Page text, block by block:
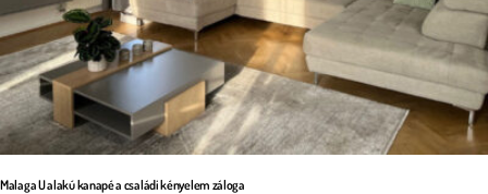
Malaga U alakú kanapé a családi kényelem záloga